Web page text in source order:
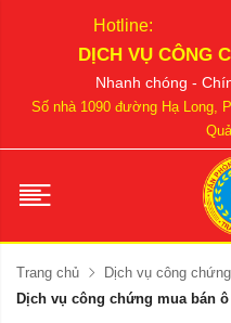
Hotline:
DỊCH VỤ CÔNG
Nhanh chóng -
Số nhà 1090 đường Hạ Long,
Trang chủ
Dịch vụ công chứng
Dịch vụ công chứng mua bán